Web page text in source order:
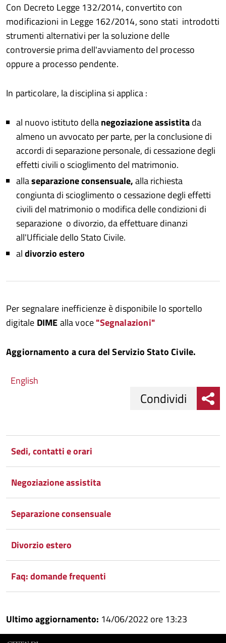
Con Decreto Legge 132/2014, convertito con
modificazioni in Legge 162/2014, sono stati introdotti
strumenti alternativi per la soluzione delle
controversie prima dell'avviamento del processo
oppure a processo pendente.
In particolare, la disciplina si applica :
al nuovo istituto dellanegoziazione assistitada
almeno un avvocato per parte, per la conclusione di
accordi di separazione personale, di cessazione degli
effetti civili o scioglimento del matrimonio.
allaseparazione consensuale,alla richiesta
congiunta di scioglimento o cessazione degli effetti
civili del matrimonio o modifica delle condizioni di
separazione o divorzio, da effettuare dinanzi
all'Ufficiale dello Stato Civile.
aldivorzio estero
Per segnalare inefficienze è disponibile lo sportello
digitale DIMEalla voce"Segnalazioni"
Aggiornamento a cura del Servizio Stato Civile.
English
Facebook
su
Twitter
Condividi
su
Condividi
Condividi
Sedi, contatti e orari
Negoziazione assistita
Separazione consensuale
Divorzio estero
Faq: domande frequenti
Ultimo aggiornamento: 14/06/2022 ore 13:23